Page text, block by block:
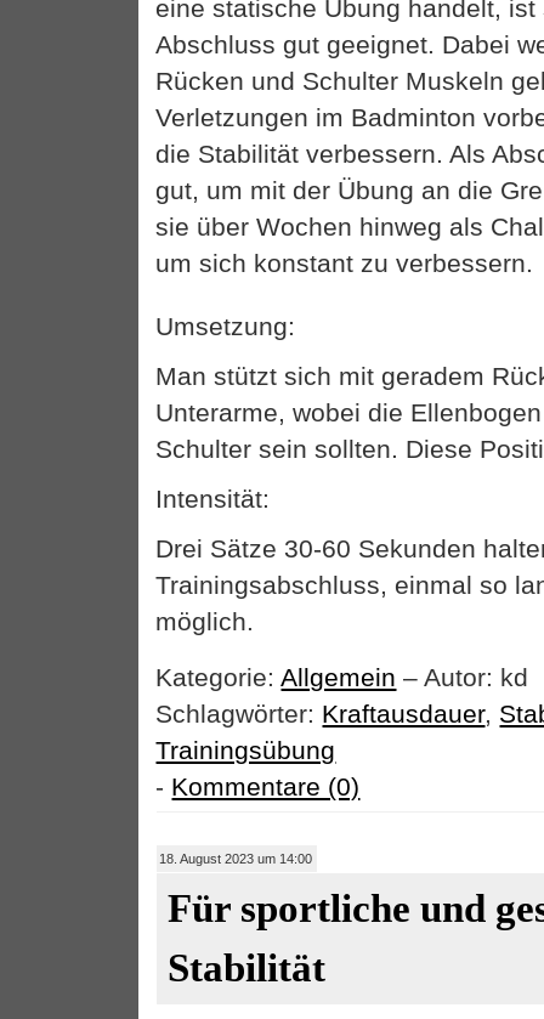
eine statische Übung handelt, ist
Abschluss gut geeignet. Dabei
Rücken und Schulter Muskeln
Verletzungen im Badminton
die Stabilität verbessern. Als
gut, um mit der Übung an die
sie über Wochen hinweg als
um sich konstant zu verbessern.
Umsetzung:
Man stützt sich mit geradem
Unterarme, wobei die
Schulter sein sollten. Diese
Intensität:
Drei Sätze 30-60 Sekunden
Trainingsabschluss, einmal so
möglich.
Kategorie:Allgemein – Autor: kd
Schlagwörter: Kraftausdauer,
Trainingsübung
- Kommentare (0)
18. August 2023 um 14:00
Für sportliche und
Stabilität